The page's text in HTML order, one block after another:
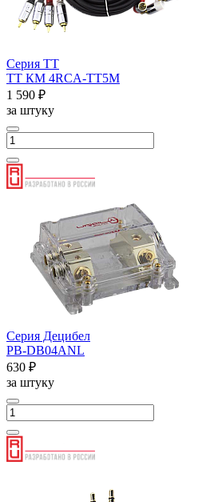
Серия ТТ
ТТ КМ 4RCA-ТТ5М
1 590 ₽
за штуку
Серия Децибел
PB-DB04ANL
630 ₽
за штуку